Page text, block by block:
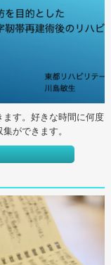
す。好きな時間に何度
ができます。